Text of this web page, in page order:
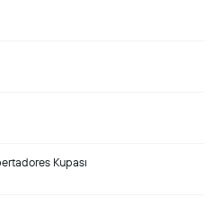
Kupası
(2.5)